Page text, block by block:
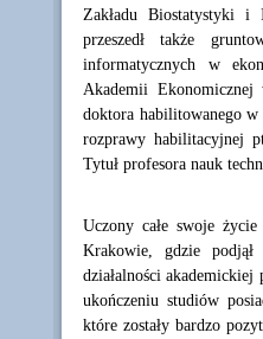
Zakładu Biostatystyki i
przeszedł także
informatycznych w
Akademii Ekonomicznej
doktora habilitowanego w
rozprawy habilitacyjnej
Tytuł profesora nauk
Uczony całe swoje
Krakowie, gdzie
działalności
ukończeniu studiów
które zostały bardzo